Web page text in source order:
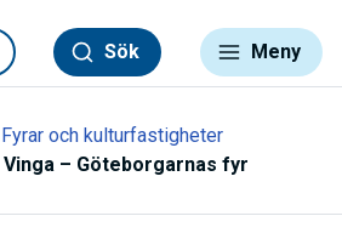
Sök Meny
Fyrar och kulturfastigheter
Vinga – Göteborgarnas fyr